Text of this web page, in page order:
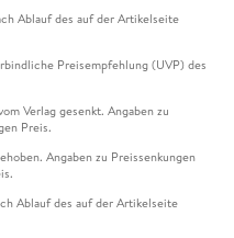
Ablauf des auf der Artikelseite
Preisempfehlung (UVP) des
Verlag gesenkt. Angaben zu
Preis.
Angaben zu Preissenkungen
Ablauf des auf der Artikelseite